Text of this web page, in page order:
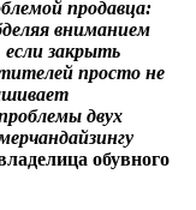
продавца:
вниманием
закрыть
просто не
двух
обувного